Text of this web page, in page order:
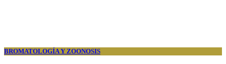
BROMATOLOGÍA Y ZOONOSIS